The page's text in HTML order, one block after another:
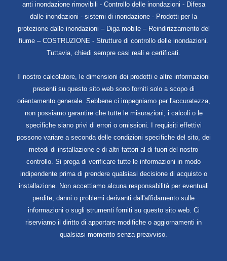
anti inondazione rimovibili - Controllo delle inondazioni - Difesa
dalle inondazioni - sistemi di inondazione - Prodotti per la
protezione dalle inondazioni – Diga mobile – Reindirizzamento del
fiume – COSTRUZIONE - Strutture di controllo delle inondazioni.
Tuttavia, chiedi sempre casi reali e certificati.
Il nostro calcolatore, le dimensioni dei prodotti e altre informazioni
presenti su questo sito web sono forniti solo a scopo di
orientamento generale. Sebbene ci impegniamo per l'accuratezza,
non possiamo garantire che tutte le misurazioni, i calcoli o le
specifiche siano privi di errori o omissioni. I requisiti effettivi
possono variare a seconda delle condizioni specifiche del sito, dei
metodi di installazione e di altri fattori al di fuori del nostro
controllo. Si prega di verificare tutte le informazioni in modo
indipendente prima di prendere qualsiasi decisione di acquisto o
installazione. Non accettiamo alcuna responsabilità per eventuali
perdite, danni o problemi derivanti dall'affidamento sulle
informazioni o sugli strumenti forniti su questo sito web. Ci
riserviamo il diritto di apportare modifiche o aggiornamenti in
qualsiasi momento senza preavviso.